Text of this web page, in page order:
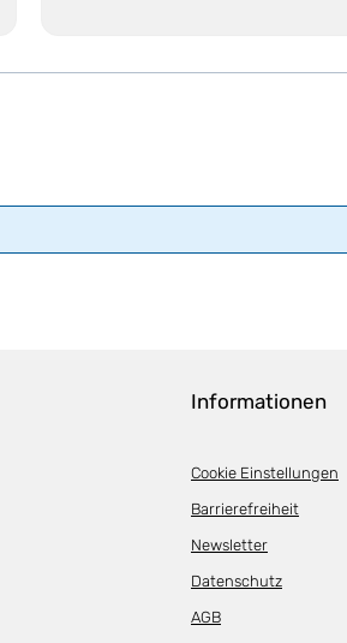
Informationen
Cookie Einstellungen
Barrierefreiheit
Newsletter
Datenschutz
AGB